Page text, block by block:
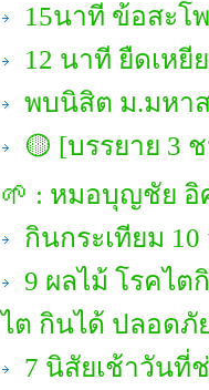
15นาที ข้อสะโ
12 นาที ยืดเห
พบนิสิต ม.มหา
🟡 [บรรยาย 3
🌱 : หมอบุญชัย อิ
กินกระเทียม
9 ผลไม้ โรคไต
ไต กินได้ ปลอดภั
7 นิสัยเช้าวันที่